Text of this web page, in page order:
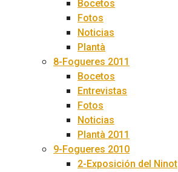
Bocetos
Fotos
Noticias
Plantà
8-Fogueres 2011
Bocetos
Entrevistas
Fotos
Noticias
Plantà 2011
9-Fogueres 2010
2-Exposición del Ninot